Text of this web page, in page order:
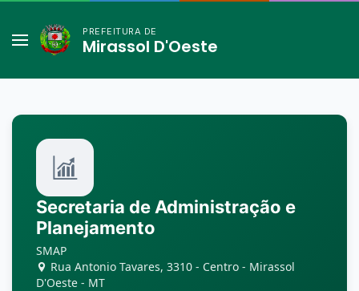
PREFEITURA DE
Mirassol D'Oeste
Secretaria de Administração e
Planejamento
SMAP
Rua Antonio Tavares, 3310 - Centro - Mirassol
D'Oeste - MT